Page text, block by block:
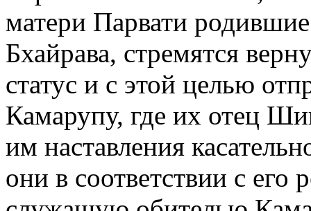
матери Парвати
Бхайрава, стремятся
статус и с этой целью
Камарупу, где их отец
им наставления
они в соответствии с